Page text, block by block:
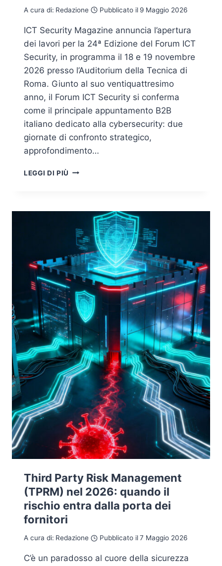
A cura di: Redazione Pubblicato il 9 Maggio 2026
ICT Security Magazine annuncia l’apertura
dei lavori per la 24ª Edizione del Forum ICT
Security, in programma il 18 e 19 novembre
2026 presso l’Auditorium della Tecnica di
Roma. Giunto al suo ventiquattresimo
anno, il Forum ICT Security si conferma
come il principale appuntamento B2B
italiano dedicato alla cybersecurity: due
giornate di confronto strategico,
approfondimento…
LEGGI DI PIÙ FORUM
TORNA
ROMA
18
E
19
NOVEMBRE
LA
24ª
EDIZIONE
DELL’EVENTO
DI
RIFERIMENTO
SULLA
CYBERSECURITY
Third Party Risk Management
(TPRM) nel 2026: quando il
rischio entra dalla porta dei
fornitori
A cura di: Redazione Pubblicato il7 Maggio 2026
C’è un paradosso al cuore della sicurezza